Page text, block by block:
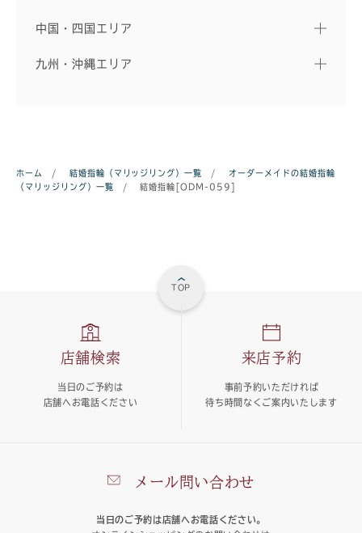
中国・四国エリア
九州・沖縄エリア
ホーム / 結婚指輪（マリッジリング）一覧 /
オーダーメイドの結婚指輪
（マリッジリング）一覧
/ 結婚指輪[ODM-059]
TOP
メール問い合わせ
当日のご予約は店舗へお電話ください。
店舗検索
当日のご予約は
店舗へお電話ください
来店予約
事前予約いただければ
待ち時間なくご案内いたします